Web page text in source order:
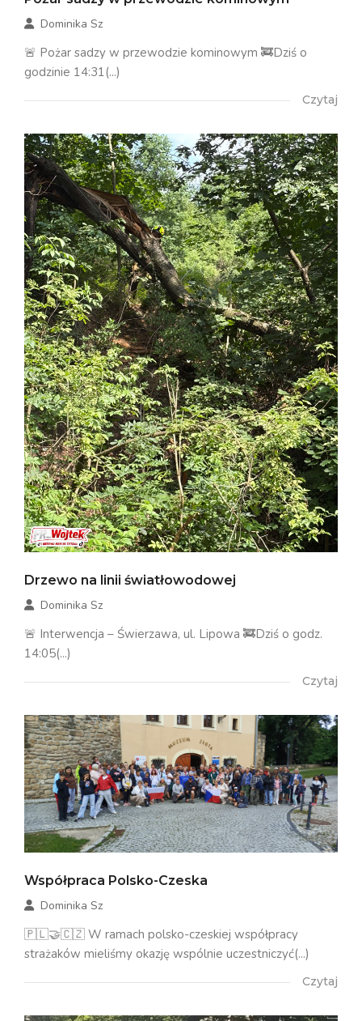
Dominika Sz
🚨 Pożar sadzy w przewodzie kominowym 🚒Dziś o
godzinie 14:31(...)
Czytaj
Drzewo na linii światłowodowej
Dominika Sz
🚨 Interwencja – Świerzawa, ul. Lipowa 🚒Dziś o godz.
14:05(...)
Czytaj
Współpraca Polsko-Czeska
Dominika Sz
🇵🇱🤝🇨🇿 W ramach polsko-czeskiej współpracy
strażaków mieliśmy okazję wspólnie uczestniczyć(...)
Czytaj